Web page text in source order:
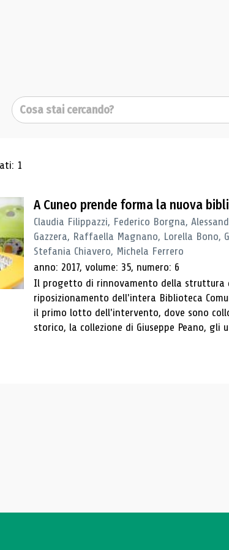
Cerca
di ricerca
1
A Cuneo prende forma la nuova
Claudia Filippazzi, Federico Borgna,
Gazzera, Raffaella Magnano, Lorella Bono,
Stefania Chiavero, Michela Ferrero
anno: 2017, volume: 35, numero: 6
Il progetto di rinnovamento della struttura
riposizionamento dell'intera Biblioteca
il primo lotto dell'intervento, dove sono
storico, la collezione di Giuseppe Peano, gli